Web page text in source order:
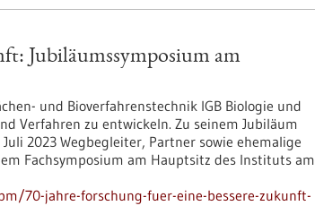
Jubiläumssymposium am
und Bioverfahrenstechnik IGB Biologie und
Verfahren zu entwickeln. Zu seinem Jubiläum
2023 Wegbegleiter, Partner sowie ehemalige
Fachsymposium am Hauptsitz des Instituts am
70-jahre-forschung-fuer-eine-bessere-zukunft-